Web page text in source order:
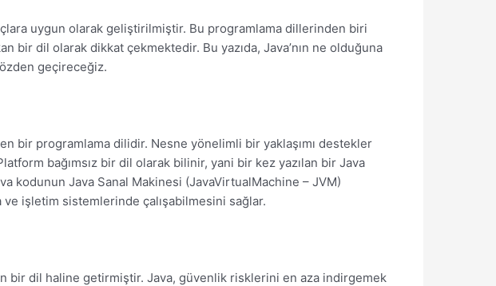
uygun olarak geliştirilmiştir. Bu programlama dillerinden biri
bir dil olarak dikkat çekmektedir. Bu yazıda, Java’nın ne olduğuna
geçireceğiz.
bir programlama dilidir. Nesne yönelimli bir yaklaşımı destekler
bağımsız bir dil olarak bilinir, yani bir kez yazılan bir Java
kodunun Java Sanal Makinesi (JavaVirtualMachine – JVM)
ve işletim sistemlerinde çalışabilmesini sağlar.
bir dil haline getirmiştir. Java, güvenlik risklerini en aza indirgemek